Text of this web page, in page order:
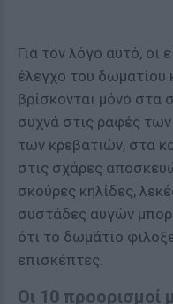
Για τον λόγο αυτό, οι
έλεγχο του δωματίου
βρίσκονται μόνο στα
συχνά στις ραφές
των κρεβατιών, στα
στις σχάρες
σκούρες κηλίδες,
συστάδες αυγών
ότι το δωμάτιο
επισκέπτες.
Οι 10 προορισμοί